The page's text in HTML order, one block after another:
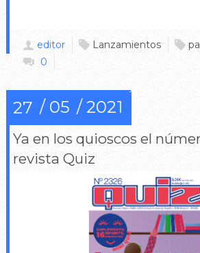
editor Lanzamientos
0
27 05 2021
Ya en los quioscos el
revista Quiz